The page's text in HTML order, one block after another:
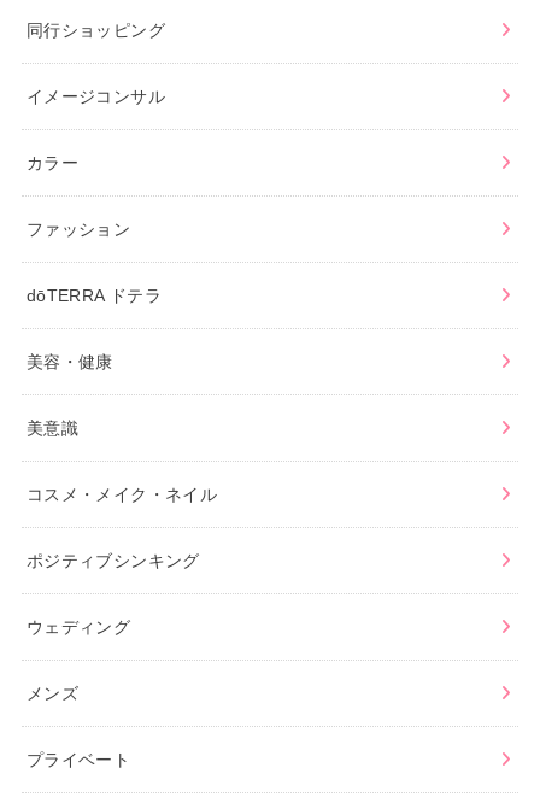
同行ショッピング
イメージコンサル
カラー
ファッション
dōTERRA ドテラ
美容・健康
美意識
コスメ・メイク・ネイル
ポジティブシンキング
ウェディング
メンズ
プライベート